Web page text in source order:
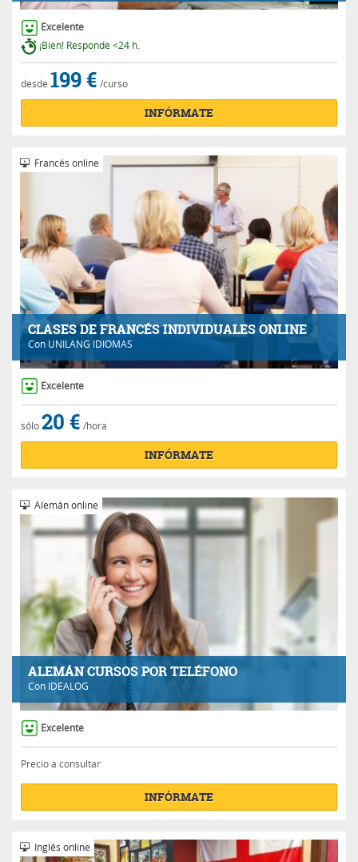
Excelente
¡Bien! Responde <24 h.
desde 199 € /curso
INFÓRMATE
CLASES DE FRANCÉS INDIVIDUALES ONLINE
Con UNILANG IDIOMAS
Francés online
Excelente
sólo20 € /hora
INFÓRMATE
ALEMÁN CURSOS POR TELÉFONO
Con IDEALOG
Alemán online
Excelente
Precio a consultar
INFÓRMATE
Inglés online